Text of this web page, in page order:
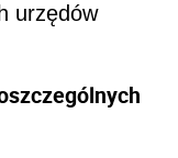
urzędów